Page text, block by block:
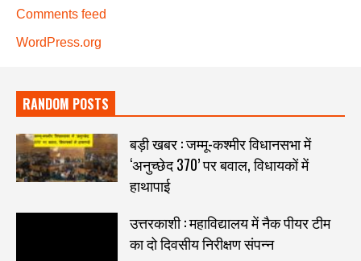
Comments feed
WordPress.org
RANDOM POSTS
बड़ी खबर : जम्मू-कश्मीर विधानसभा में
‘अनुच्छेद 370’ पर बवाल, विधायकों में
हाथापाई
उत्तरकाशी : महाविद्यालय में नैक पीयर टीम
का दो दिवसीय निरीक्षण संपन्न